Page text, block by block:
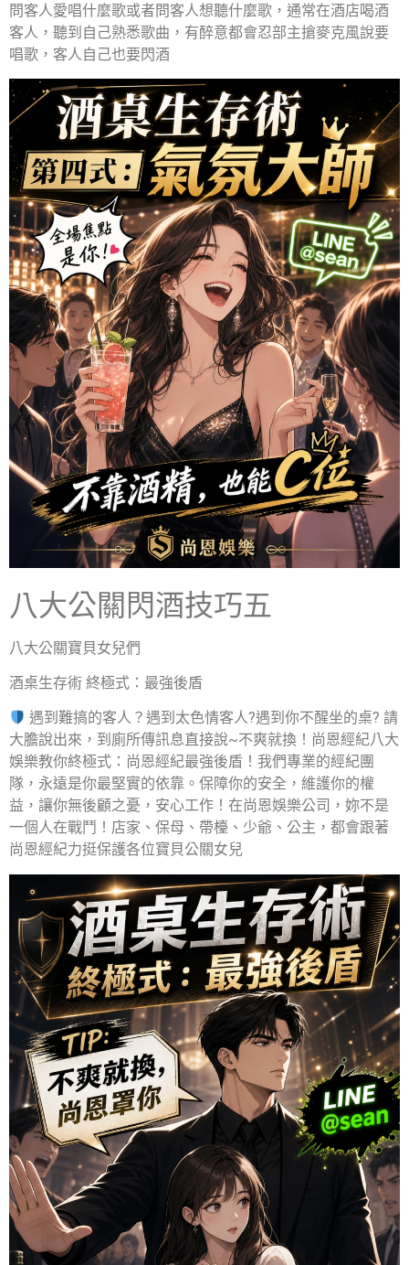
問客人愛唱什麼歌或者問客人想聽什麼歌，通常在酒店喝酒
客人，聽到自己熟悉歌曲，有醉意都會忍部主搶麥克風說要
唱歌，客人自己也要閃酒
八大公關閃酒技巧五
八大公關寶貝女兒們
酒桌生存術 終極式：最強後盾
遇到難搞的客人？遇到太色情客人?遇到你不醒坐的桌? 請
大膽說出來，到廁所傳訊息直接說~不爽就換！尚恩經紀八大
娛樂教你終極式：尚恩經紀最強後盾！我們專業的經紀團
隊，永遠是你最堅實的依靠。保障你的安全，維護你的權
益，讓你無後顧之憂，安心工作！在尚恩娛樂公司，妳不是
一個人在戰鬥！店家、保母、帶檯、少爺、公主，都會跟著
尚恩經紀力挺保護各位寶貝公關女兒